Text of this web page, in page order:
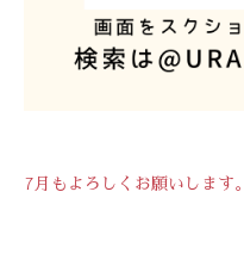
7月もよろしくお願いします。